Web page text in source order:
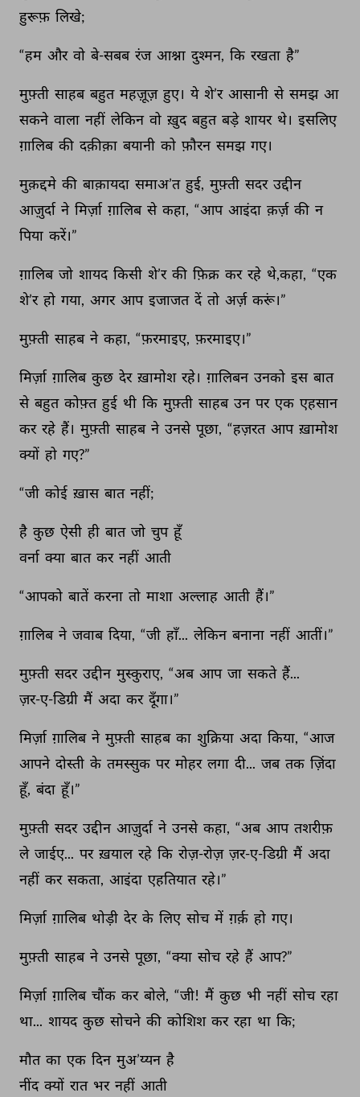
हुरूफ़ लिखे;
“हम और वो बे-सबब रंज आश्ना दुश्मन, कि रखता है”
मुफ़्ती साहब बहुत महज़ूज़ हुए। ये शे’र आसानी से समझ आ
सकने वाला नहीं लेकिन वो ख़ुद बहुत बड़े शायर थे। इसलिए
ग़ालिब की दक़ीक़ा बयानी को फ़ौरन समझ गए।
मुक़द्दमे की बाक़ायदा समाअ’त हुई, मुफ़्ती सदर उद्दीन
आज़ुर्दा ने मिर्ज़ा ग़ालिब से कहा, “आप आइंदा क़र्ज़ की न
पिया करें।”
ग़ालिब जो शायद किसी शे’र की फ़िक्र कर रहे थे,कहा, “एक
शे’र हो गया, अगर आप इजाजत दें तो अर्ज़ करूं।”
मुफ़्ती साहब ने कहा, “फ़रमाइए, फ़रमाइए।”
मिर्ज़ा ग़ालिब कुछ देर ख़ामोश रहे। ग़ालिबन उनको इस बात
से बहुत कोफ़्त हुई थी कि मुफ़्ती साहब उन पर एक एहसान
कर रहे हैं। मुफ़्ती साहब ने उनसे पूछा, “हज़रत आप ख़ामोश
क्यों हो गए?”
“जी कोई ख़ास बात नहीं;
है कुछ ऐसी ही बात जो चुप हूँ
वर्ना क्या बात कर नहीं आती
“आपको बातें करना तो माशा अल्लाह आती हैं।”
ग़ालिब ने जवाब दिया, “जी हाँ... लेकिन बनाना नहीं आतीं।”
मुफ़्ती सदर उद्दीन मुस्कुराए, “अब आप जा सकते हैं...
ज़र-ए-डिग्री मैं अदा कर दूँगा।”
मिर्ज़ा ग़ालिब ने मुफ़्ती साहब का शुक्रिया अदा किया, “आज
आपने दोस्ती के तमस्सुक पर मोहर लगा दी... जब तक ज़िंदा
हूँ, बंदा हूँ।”
मुफ़्ती सदर उद्दीन आज़ुर्दा ने उनसे कहा, “अब आप तशरीफ़
ले जाईए... पर ख़याल रहे कि रोज़-रोज़ ज़र-ए-डिग्री मैं अदा
नहीं कर सकता, आइंदा एहतियात रहे।”
मिर्ज़ा ग़ालिब थोड़ी देर के लिए सोच में ग़र्क़ हो गए।
मुफ़्ती साहब ने उनसे पूछा, “क्या सोच रहे हैं आप?”
मिर्ज़ा ग़ालिब चौंक कर बोले, “जी! मैं कुछ भी नहीं सोच रहा
था... शायद कुछ सोचने की कोशिश कर रहा था कि;
मौत का एक दिन मुअ’य्यन है
नींद क्यों रात भर नहीं आती